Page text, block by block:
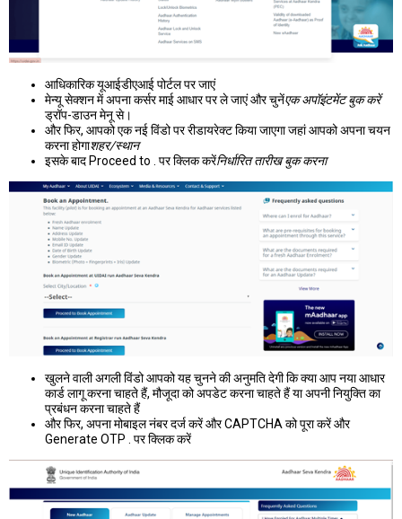
आधिकारिक यूआईडीएआई पोर्टल पर जाएं
मेन्यू सेक्शन में अपना कर्सर माई आधार पर ले जाएं और चुनेंएक अपॉइंटमेंट बुक करें
ड्रॉप-डाउन मेनू से।
और फिर, आपको एक नई विंडो पर रीडायरेक्ट किया जाएगा जहां आपको अपना चयन
करना होगाशहर/स्थान
इसके बाद Proceed to . पर क्लिक करेंनिर्धारित तारीख बुक करना
खुलने वाली अगली विंडो आपको यह चुनने की अनुमति देगी कि क्या आप नया आधार
कार्ड लागू करना चाहते हैं, मौजूदा को अपडेट करना चाहते हैं या अपनी नियुक्ति का
प्रबंधन करना चाहते हैं
और फिर, अपना मोबाइल नंबर दर्ज करें और CAPTCHA को पूरा करें और
Generate OTP . पर क्लिक करें